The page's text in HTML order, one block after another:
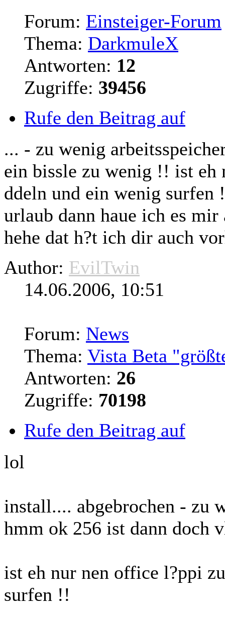
Forum: Einsteiger-Forum
Thema: DarkmuleX
Antworten: 12
Zugriffe: 39456
Rufe den Beitrag auf
... - zu wenig
ein bissle zu wenig !! ist
ddeln und ein wenig surfen
urlaub dann haue ich es
hehe dat h?t ich dir auch
Author: EvilTwin
14.06.2006, 10:51
Forum: News
Thema: Vista Beta
Antworten: 26
Zugriffe: 70198
Rufe den Beitrag auf
lol
install.... abgebrochen - zu
hmm ok 256 ist dann doch
ist eh nur nen office l?ppi
surfen !!